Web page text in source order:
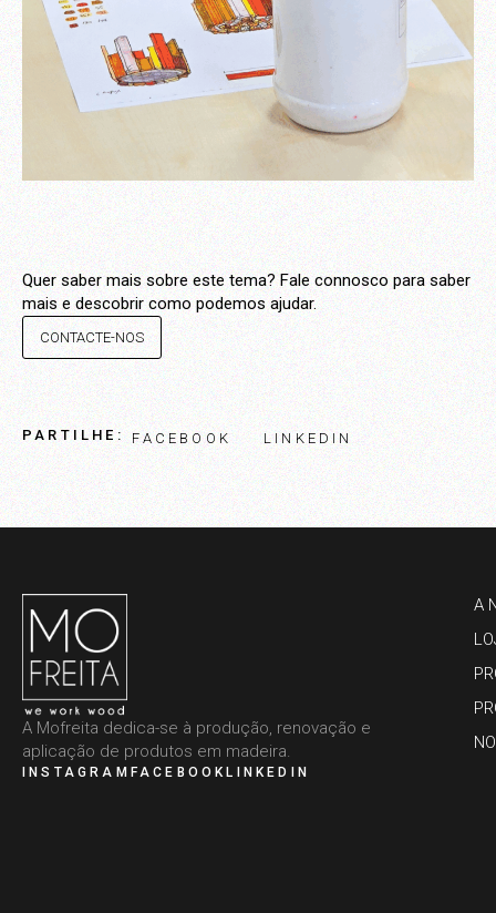
Quer saber mais sobre este tema? Fale connosco para saber
mais e descobrir como podemos ajudar.
CONTACTE-NOS
PARTILHE: FACEBOOK LINKEDIN
A Mofreita dedica-se à produção, renovação e
aplicação de produtos em madeira.
INSTAGRAM FACEBOOK LINKEDIN
A